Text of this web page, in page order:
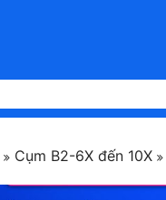
Cụm B2-6X đến 10X